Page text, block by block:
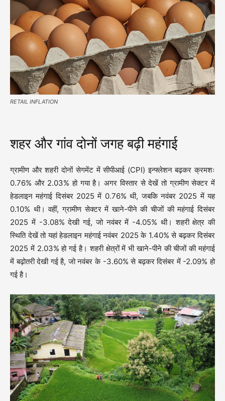
RETAIL INFLATION
शहर और गांव दोनों जगह बढ़ी महंगाई
ग्रामीण और शहरी दोनों सेगमेंट में सीपीआई (CPI) इन्फ्लेशन बढ़कर क्रमशः
0.76% और 2.03% हो गया है। अगर विस्तार से देखें तो ग्रामीण सेक्टर में
हेडलाइन महंगाई दिसंबर 2025 में 0.76% थी, जबकि नवंबर 2025 में यह
0.10% थी। वहीं, ग्रामीण सेक्टर में खाने-पीने की चीजों की महंगाई दिसंबर
2025 में -3.08% देखी गई, जो नवंबर में -4.05% थी। शहरी क्षेत्र की
स्थिति देखें तो यहां हेडलाइन महंगाई नवंबर 2025 के 1.40% से बढ़कर दिसंबर
2025 में 2.03% हो गई है। शहरी क्षेत्रों में भी खाने-पीने की चीजों की महंगाई
में बढ़ोतरी देखी गई है, जो नवंबर के -3.60% से बढ़कर दिसंबर में -2.09% हो
गई है।